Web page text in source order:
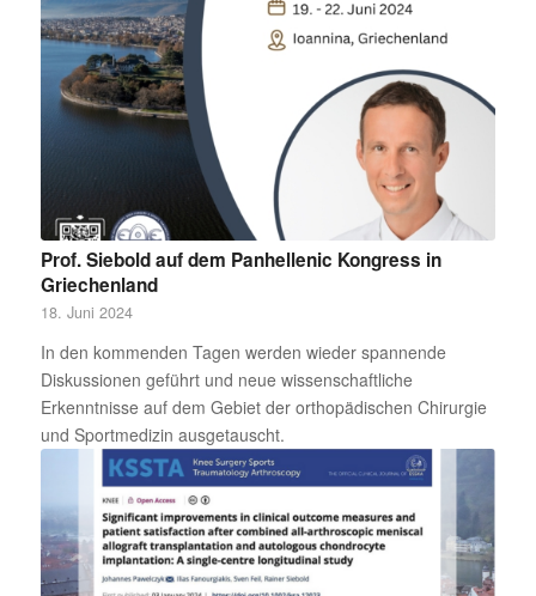
Prof. Siebold auf dem Panhellenic Kongress in
Griechenland
18. Juni 2024
In den kommenden Tagen werden wieder spannende
Diskussionen geführt und neue wissenschaftliche
Erkenntnisse auf dem Gebiet der orthopädischen Chirurgie
und Sportmedizin ausgetauscht.